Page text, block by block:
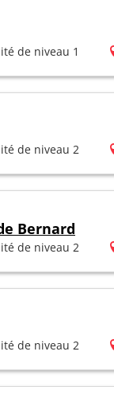
de niveau 1
de niveau 2
Bernard
de niveau 2
de niveau 2